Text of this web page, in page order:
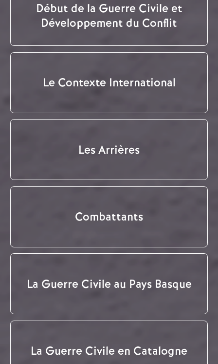
Début de la Guerre Civile et
Développement du Conflit
Le Contexte International
Les Arrières
Combattants
La Guerre Civile au Pays Basque
La Guerre Civile en Catalogne